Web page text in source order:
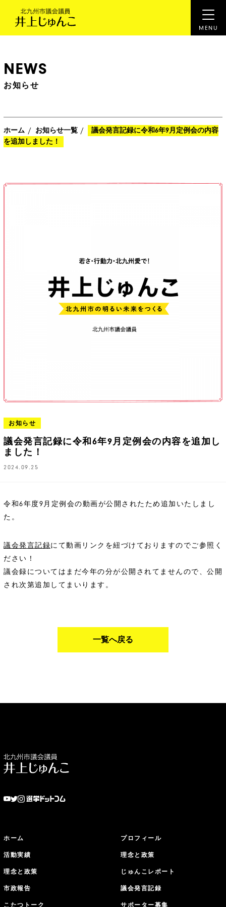
NEWS
お知らせ
ホーム / お知らせ一覧 /
議会発言記録に令和6年9月定例会の内容
を追加しました！
お知らせ
議会発言記録に令和6年9月定例会の内容を追加し
ました！
2024.09.25
令和6年度9月定例会の動画が公開されたため追加いたしまし
た。
議会発言記録にて動画リンクを紐づけておりますのでご参照く
ださい！
議会録についてはまだ今年の分が公開されてませんので、公開
され次第追加してまいります。
一覧へ戻る
ホーム
活動実績
理念と政策
市政報告
こたつトーク
プロフィール
理念と政策
じゅんこレポート
議会発言記録
サポーター募集